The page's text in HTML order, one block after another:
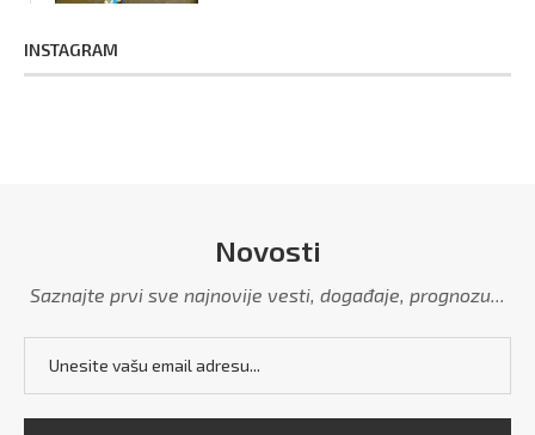
INSTAGRAM
Novosti
Saznajte prvi sve najnovije vesti, događaje, prognozu...